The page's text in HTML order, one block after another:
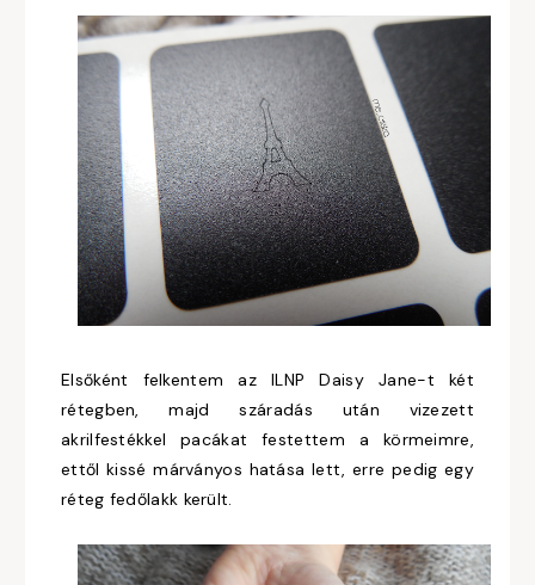
Elsőként felkentem az ILNP Daisy Jane-t két
rétegben, majd száradás után vizezett
akrilfestékkel pacákat festettem a körmeimre,
ettől kissé márványos hatása lett, erre pedig egy
réteg fedőlakk került.